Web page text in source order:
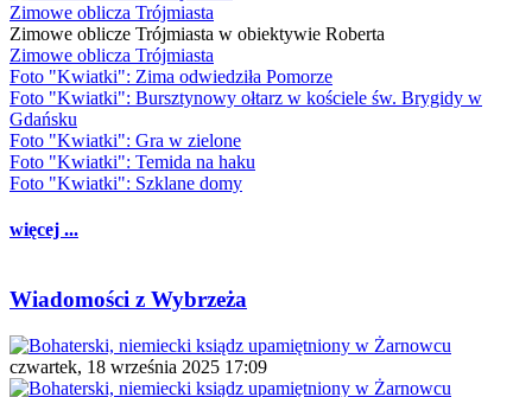
Zimowe oblicza Trójmiasta
Zimowe oblicze Trójmiasta w obiektywie Roberta
Zimowe oblicza Trójmiasta
Foto "Kwiatki": Zima odwiedziła Pomorze
Foto "Kwiatki": Bursztynowy ołtarz w kościele św. Brygidy w
Gdańsku
Foto "Kwiatki": Gra w zielone
Foto "Kwiatki": Temida na haku
Foto "Kwiatki": Szklane domy
więcej ...
Wiadomości z Wybrzeża
czwartek, 18 września 2025 17:09